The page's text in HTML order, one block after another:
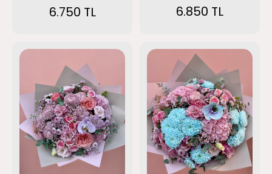
6.750 TL 6.850 TL